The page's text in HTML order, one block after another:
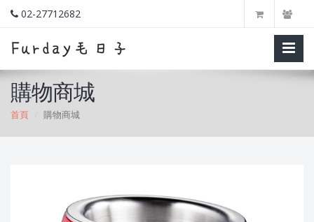
02-27712682
購物商城
首頁 購物商城